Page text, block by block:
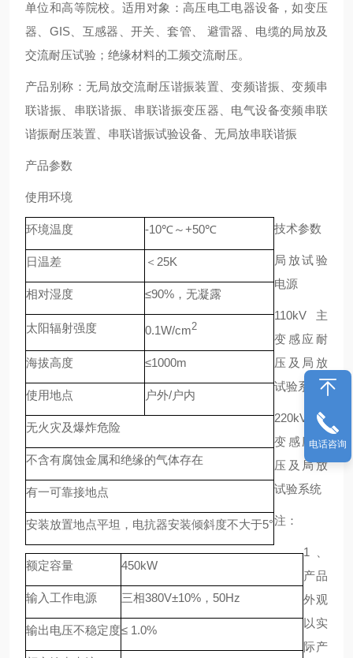
单位和高等院校。适用对象：高压电工电器设备，如变压
器、GIS、互感器、开关、套管、 避雷器、电缆的局放及
交流耐压试验；绝缘材料的工频交流耐压。
产品别称：无局放交流耐压谐振装置、变频谐振、变频串
联谐振、串联谐振、串联谐振变压器、电气设备变频串联
谐振耐压装置、串联谐振试验设备、无局放串联谐振
产品参数
使用环境
环境温度 -10℃～+50℃
日温差 ＜25K
相对湿度 ≤90%，无凝露
太阳辐射强度 0.1W/cm2
海拔高度 ≤1000m
使用地点 户外/户内
无火灾及爆炸危险
不含有腐蚀金属和绝缘的气体存在
有一可靠接地点
安装放置地点平坦，电抗器安装倾斜度不大于5°
技术参数
额定容量 450kW
输入工作电源 三相380V±10%，50Hz
输出电压不稳定度≤ 1.0%
局放试验
电源
110kV主
变感应耐
压及局放
试验系统
220kV主
变感应耐
压及局放
试验系统
注：
1、
产品
外观
以实
际产
电话咨询